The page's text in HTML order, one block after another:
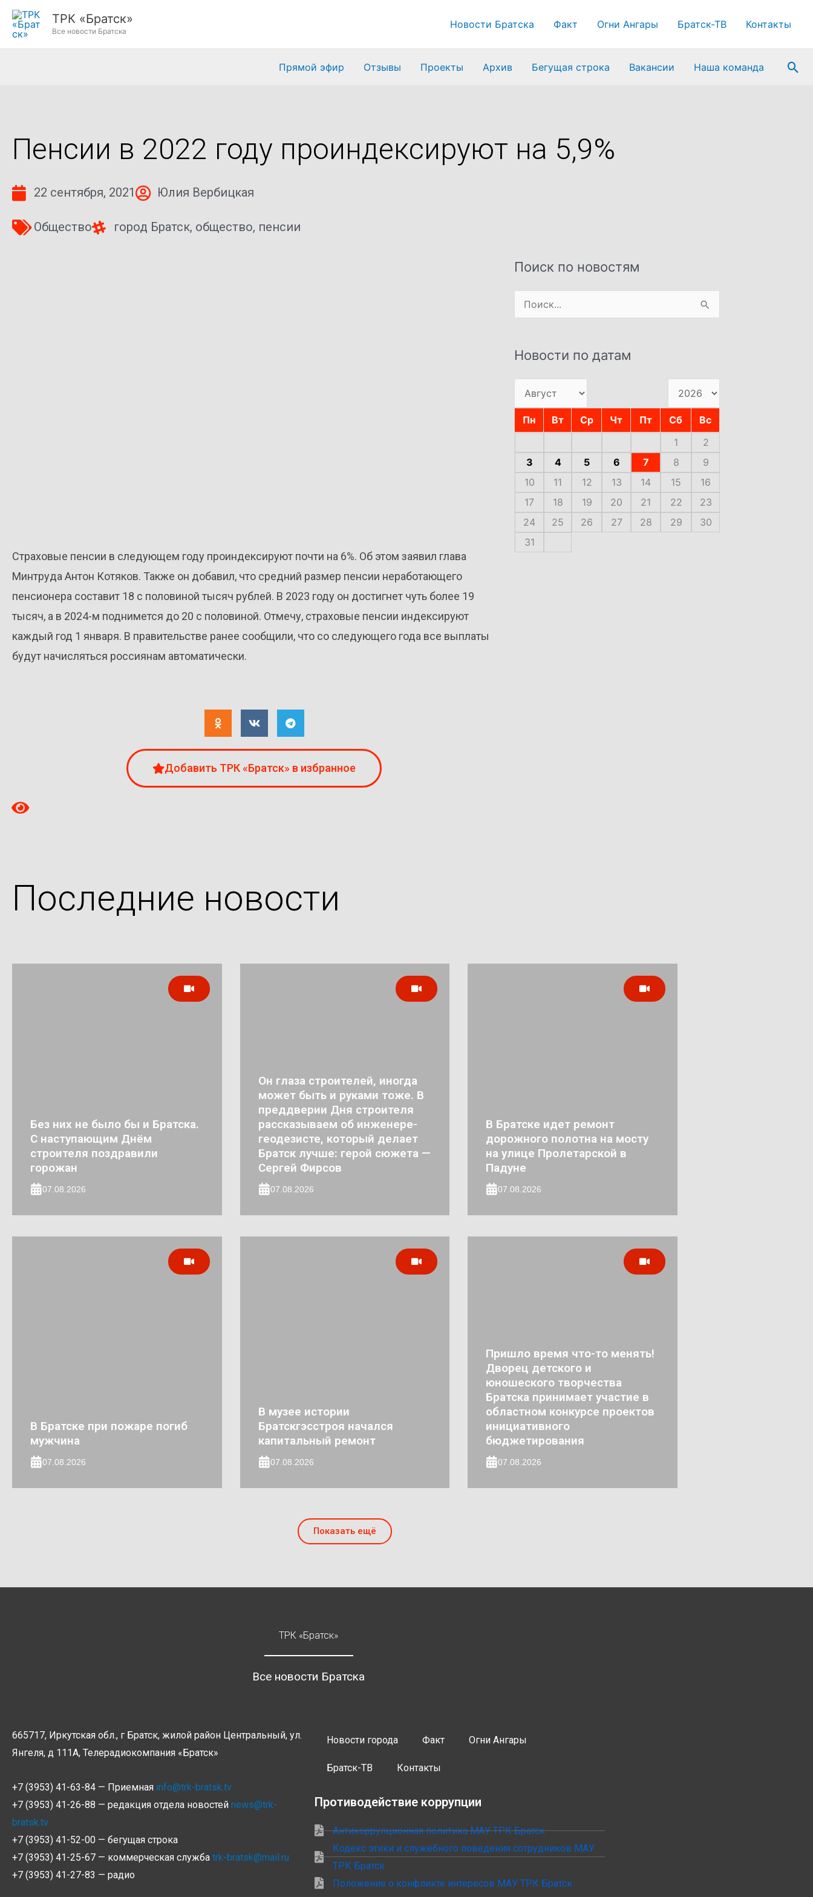
Перейти
ТРК «Братск»
Все новости Братска
Новости Братска Факт Огни Ангары Братск-ТВ Контакты
Прямой эфир Отзывы Проекты Архив Бегущая строка Вакансии Наша команда
Пенсии в 2022 году проиндексируют на 5,9%
22 сентября, 2021 Юлия Вербицкая
Общество город Братск, общество, пенсии
Страховые пенсии в следующем году проиндексируют почти на 6%. Об этом заявил глава
Минтруда Антон Котяков. Также он добавил, что средний размер пенсии неработающего
пенсионера составит 18 с половиной тысяч рублей. В 2023 году он достигнет чуть более 19
тысяч, а в 2024-м поднимется до 20 с половиной. Отмечу, страховые пенсии индексируют
каждый год 1 января. В правительстве ранее сообщили, что со следующего года все выплаты
будут начисляться россиянам автоматически.
Добавить ТРК «Братск» в избранное
Поиск по новостям
Поиск:
Новости по датам
Пн Вт Ср Чт Пт Сб
Вс
1
2
3
4 5 6 7 8
9
10
11 12 13 14 15
16
17
18 19 20 21 22
23
24
25 26 27 28 29
30
31
Последние новости
Без них не было бы и Братска.
С наступающим Днём
строителя поздравили
горожан
07.08.2026
Он глаза строителей, иногда
может быть и руками тоже. В
преддверии Дня строителя
рассказываем об инженере-
геодезисте, который делает
Братск лучше: герой сюжета —
Сергей Фирсов
07.08.2026
В Братске идет ремонт
дорожного полотна на мосту
на улице Пролетарской в
Падуне
07.08.2026
В Братске при пожаре погиб
мужчина
07.08.2026
В музее истории
Братскгэсстроя начался
капитальный ремонт
07.08.2026
Пришло время что-то менять!
Дворец детского и
юношеского творчества
Братска принимает участие в
областном конкурсе проектов
инициативного
бюджетирования
07.08.2026
Показать ещё
ТРК «Братск»
Все новости Братска
665717, Иркутская обл., г Братск, жилой район Центральный, ул.
Янгеля, д 111А, Телерадиокомпания «Братск»
+7 (3953) 41-63-84 — Приемная info@trk-bratsk.tv
+7 (3953) 41-26-88 — редакция отдела новостей news@trk-
bratsk.tv
+7 (3953) 41-52-00 — бегущая строка
+7 (3953) 41-25-67 — коммерческая служба trk-bratsk@mail.ru
+7 (3953) 41-27-83 — радио
Новости города Факт Огни Ангары
Братск-ТВ Контакты
Противодействие коррупции
Антикоррупционная политика МАУ ТРК Братск
Кодекс этики и служебного поведения сотрудников МАУ
ТРК Братск
Положение о конфликте интересов МАУ ТРК Братск